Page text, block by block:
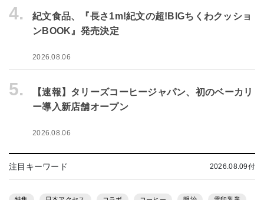
4.
紀文食品、『長さ1m!紀文の超!BIGちくわクッショ
ンBOOK』発売決定
2026.08.06
5.
【速報】タリーズコーヒージャパン、初のベーカリ
ー導入新店舗オープン
2026.08.06
注目キーワード 2026.08.09付